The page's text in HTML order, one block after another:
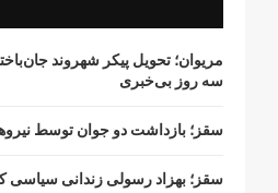
مریوان؛ تحویل پیکر شهروند
سە روز بی‌خبری
سقز؛ بازداشت دو جوان توسط
سقز؛ بهزاد رسولی زندانی